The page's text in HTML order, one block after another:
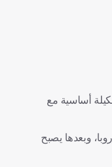
من "خطته الرئيسية" لبطولة كأس العالم 2026 هي إيجاد تشكيلة أساسية مع
وبعدها يصبح